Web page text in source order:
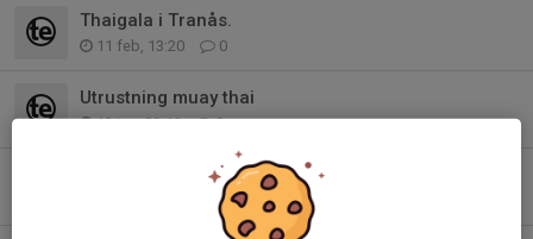
Thaigala i Tranås.
11 feb, 13:20 0
Utrustning muay thai
12 jan, 09:46 0
Gästtränare ikväll på thai basic.
0